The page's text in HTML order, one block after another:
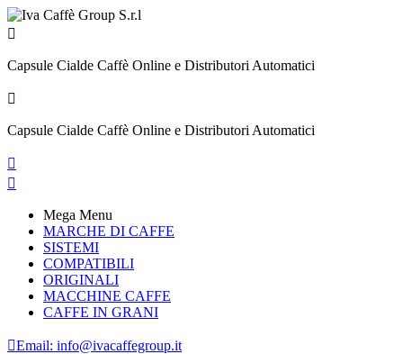

Capsule Cialde Caffè Online e Distributori Automatici

Capsule Cialde Caffè Online e Distributori Automatici


Mega Menu
MARCHE DI CAFFE
SISTEMI
COMPATIBILI
ORIGINALI
MACCHINE CAFFE
CAFFE IN GRANI
Email: info@ivacaffegroup.it